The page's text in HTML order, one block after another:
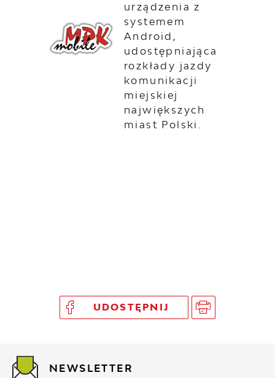
urządzenia z
systemem
Android,
udostępniająca
rozkłady jazdy
komunikacji
miejskiej
największych
miast Polski.
UDOSTĘPNIJ
NEWSLETTER